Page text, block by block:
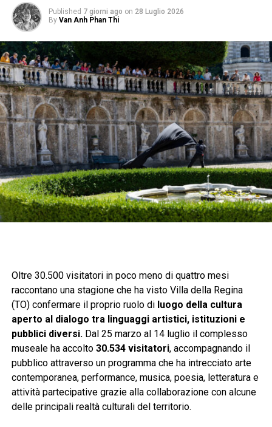
Published 7 giorni ago on 28 Luglio 2026
By Van Anh Phan Thi
Oltre 30.500 visitatori in poco meno di quattro mesi
raccontano una stagione che ha visto Villa della Regina
(TO) confermare il proprio ruolo di luogo della cultura
aperto al dialogo tra linguaggi artistici, istituzioni e
pubblici diversi.Dal 25 marzo al 14 luglio il complesso
museale ha accolto 30.534 visitatori, accompagnando il
pubblico attraverso un programma che ha intrecciato arte
contemporanea, performance, musica, poesia, letteratura e
attività partecipative grazie alla collaborazione con alcune
delle principali realtà culturali del territorio.